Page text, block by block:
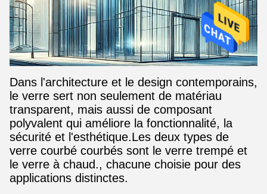
Dans l'architecture et le design contemporains,
le verre sert non seulement de matériau
transparent, mais aussi de composant
polyvalent qui améliore la fonctionnalité, la
sécurité et l'esthétique.Les deux types de
verre courbé courbés sont le verre trempé et
le verre à chaud., chacune choisie pour des
applications distinctes.